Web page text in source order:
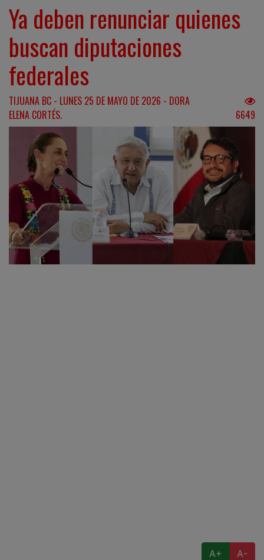
Ya deben renunciar quienes
buscan diputaciones
federales
TIJUANA BC - LUNES 25 DE MAYO DE 2026 - DORA
ELENA CORTÉS.
6649
A+
A-